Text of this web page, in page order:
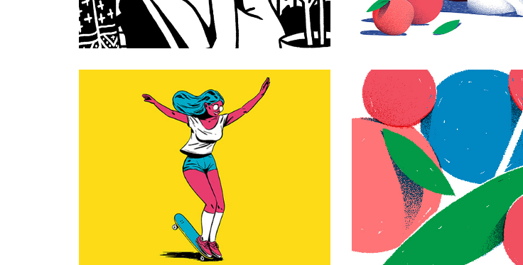
SOSH
FREESTYLE
CUP '17
SHAPES